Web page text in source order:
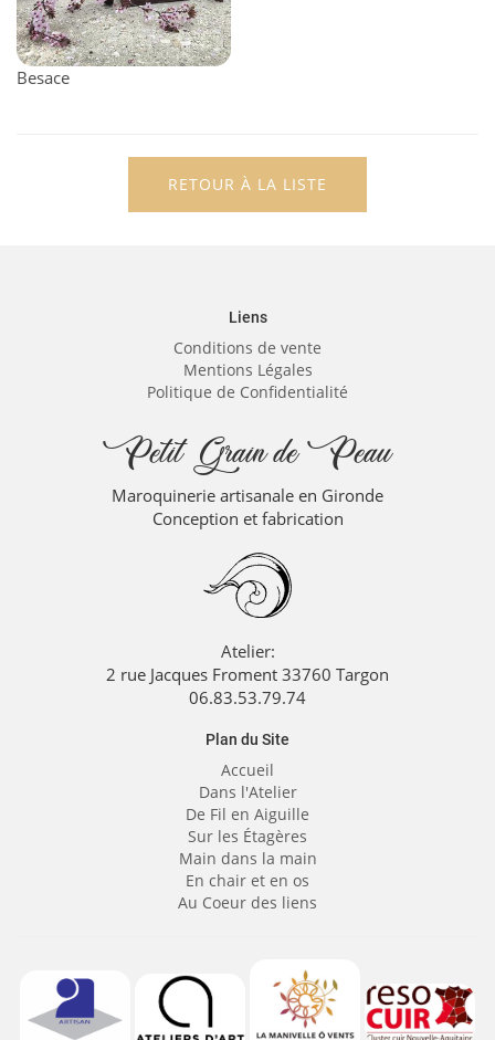
Besace
RETOUR À LA LISTE
Liens
Conditions de vente
Mentions Légales
Politique de Confidentialité
Petit Grain de Peau
Maroquinerie artisanale en Gironde
Conception et fabrication
Atelier:
2 rue Jacques Froment 33760 Targon
06.83.53.79.74
Plan du Site
Accueil
Dans l'Atelier
De Fil en Aiguille
Sur les Étagères
Main dans la main
En chair et en os
Au Coeur des liens